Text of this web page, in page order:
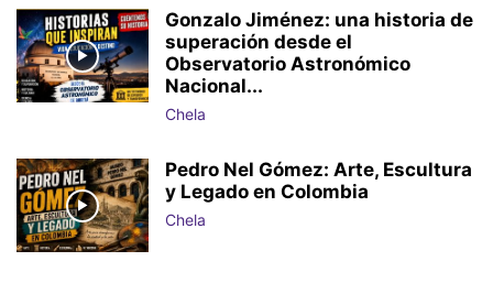
Gonzalo Jiménez: una historia de
superación desde el
Observatorio Astronómico
Nacional...
Chela
Pedro Nel Gómez: Arte, Escultura
y Legado en Colombia
Chela